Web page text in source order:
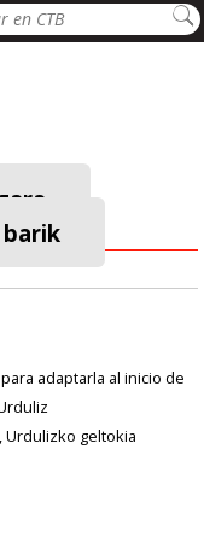
barik
adaptarla al inicio de
Urdulizko geltokia